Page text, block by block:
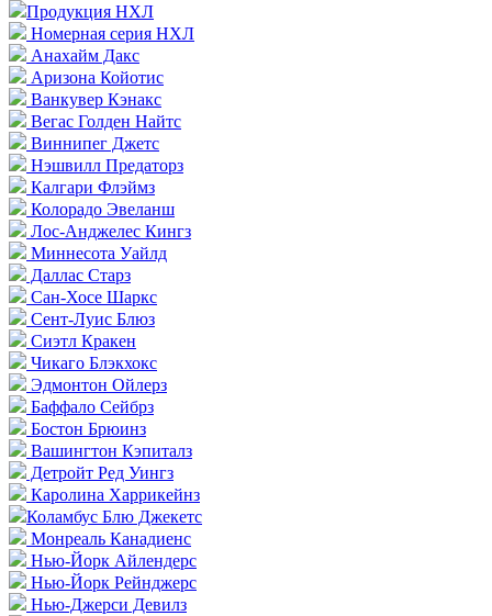
Продукция НХЛ
Номерная серия НХЛ
Анахайм Дакс
Аризона Койотис
Ванкувер Кэнакс
Вегас Голден Найтс
Виннипег Джетс
Нэшвилл Предаторз
Калгари Флэймз
Колорадо Эвеланш
Лос-Анджелес Кингз
Миннесота Уайлд
Даллас Старз
Сан-Хосе Шаркс
Сент-Луис Блюз
Сиэтл Кракен
Чикаго Блэкхокс
Эдмонтон Ойлерз
Баффало Сейбрз
Бостон Брюинз
Вашингтон Кэпиталз
Детройт Ред Уингз
Каролина Харрикейнз
Коламбус Блю Джекетс
Монреаль Канадиенс
Нью-Йорк Айлендерс
Нью-Йорк Рейнджерс
Нью-Джерси Девилз